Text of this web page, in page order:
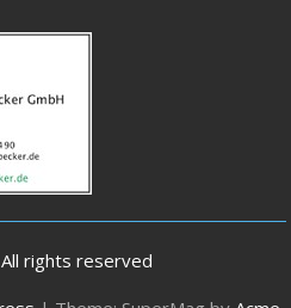
rights reserved